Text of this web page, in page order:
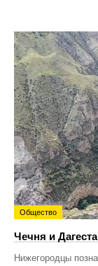
Общество
Чечня и
Нижегородцы